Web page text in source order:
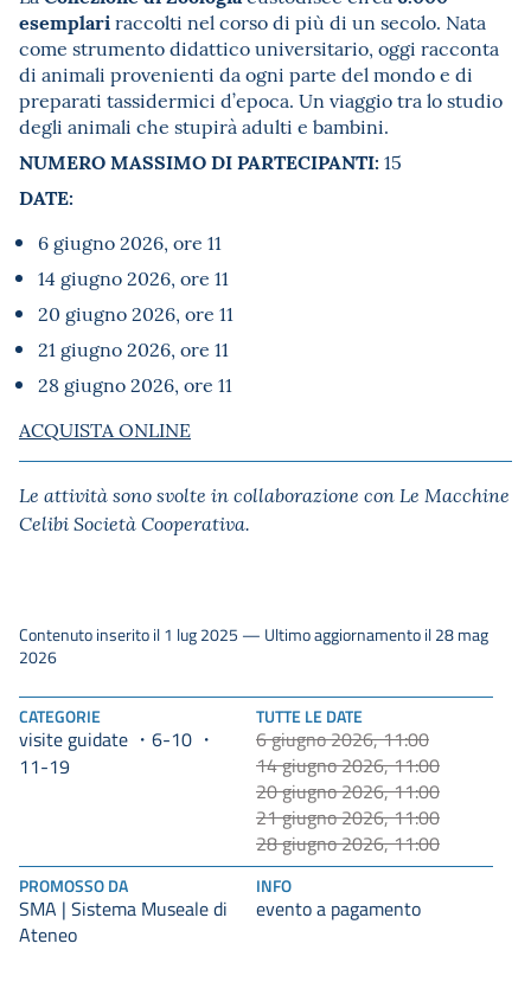
esemplariraccolti nel corso di più di un secolo. Nata
come strumento didattico universitario, oggi racconta
di animali provenienti da ogni parte del mondo e di
preparati tassidermici d’epoca. Un viaggio tra lo studio
degli animali che stupirà adulti e bambini.
NUMERO MASSIMO DI PARTECIPANTI: 15
DATE:
6 giugno 2026, ore 11
14 giugno 2026, ore 11
20 giugno 2026, ore 11
21 giugno 2026, ore 11
28 giugno 2026, ore 11
ACQUISTA ONLINE
Le attività sono svolte in collaborazione con Le Macchine
Celibi Società Cooperativa.
CATEGORIE
visite guidate
6-10
11-19
TUTTE LE DATE
6 giugno 2026, 11:00
14 giugno 2026, 11:00
20 giugno 2026, 11:00
21 giugno 2026, 11:00
28 giugno 2026, 11:00
PROMOSSO DA
SMA | Sistema Museale di
Ateneo
INFO
evento a pagamento
Contenuto inserito il 1 lug 2025 — Ultimo aggiornamento il 28 mag
2026